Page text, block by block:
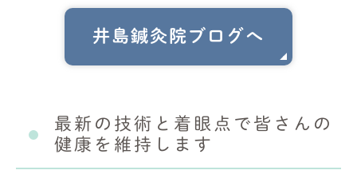
井島鍼灸院ブログへ
最新の技術と着眼点で皆さんの
健康を維持します